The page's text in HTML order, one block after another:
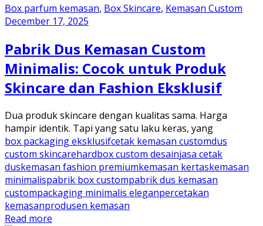
Box parfum kemasan, Box Skincare, Kemasan Custom
December 17, 2025
Pabrik Dus Kemasan Custom
Minimalis: Cocok untuk Produk
Skincare dan Fashion Eksklusif
Dua produk skincare dengan kualitas sama. Harga
hampir identik. Tapi yang satu laku keras, yang
box packaging eksklusifcetak kemasan customdus
custom skincarehardbox custom desainjasa cetak
duskemasan fashion premiumkemasan kertaskemasan
minimalispabrik box custompabrik dus kemasan
custompackaging minimalis eleganpercetakan
kemasanprodusen kemasan
Read more